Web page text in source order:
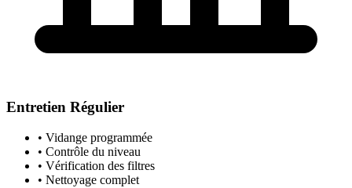
Entretien Régulier
• Vidange programmée
• Contrôle du niveau
• Vérification des filtres
• Nettoyage complet